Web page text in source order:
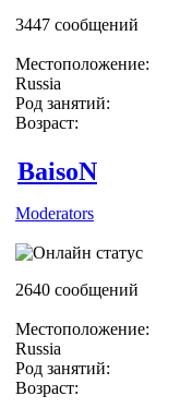
3447 сообщений
Местоположение:
Russia
Род занятий:
Возраст:
BaisoN
Moderators
2640 сообщений
Местоположение:
Russia
Род занятий:
Возраст: